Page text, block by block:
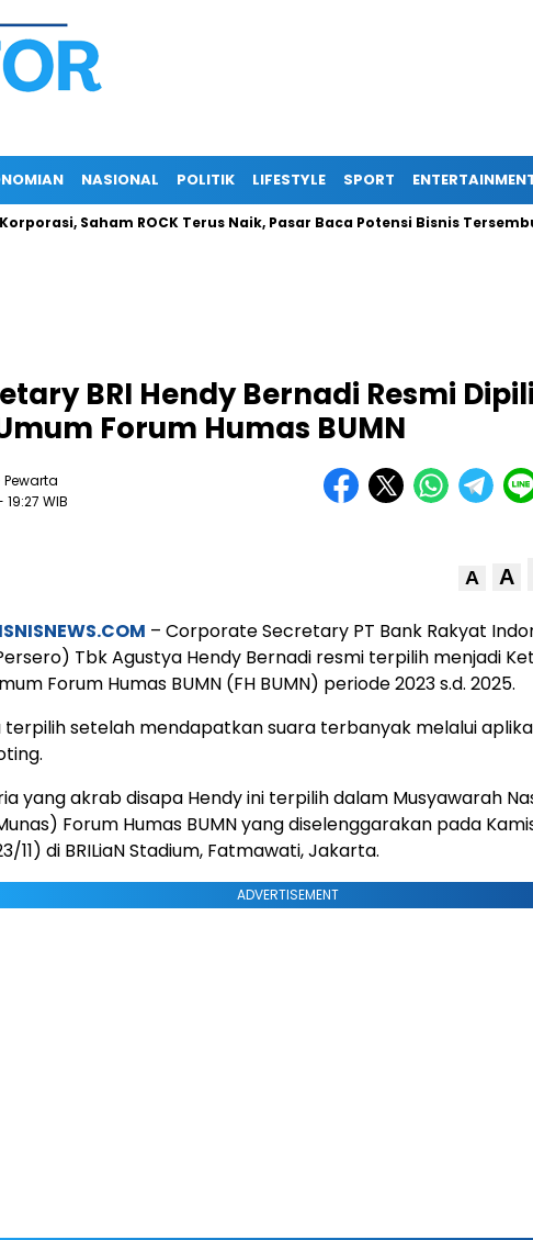
NASIONAL POLITIK LIFESTYLE SPORT
Saham ROCK Terus Naik, Pasar Baca Potensi Bisnis Tersembunyi
BRI Hendy Bernadi Resmi
Forum Humas BUMN
19:27 WIB
A A
– Corporate Secretary PT Bank Rakyat
Tbk Agustya Hendy Bernadi resmi terpilih menjadi
Forum Humas BUMN (FH BUMN) periode 2023 s.d. 2025.
terpilih setelah mendapatkan suara terbanyak melalui
yang akrab disapa Hendy ini terpilih dalam Musyawarah
Forum Humas BUMN yang diselenggarakan pada
11) di BRILiaN Stadium, Fatmawati, Jakarta.
ADVERTISEMENT